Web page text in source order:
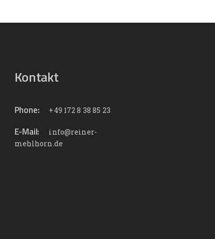
Kontakt
Phone: +49 172 8 38 85 23
E-Mail:
info@reiner-
mehlhorn.de